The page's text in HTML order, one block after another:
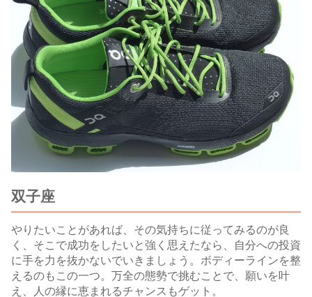
双子座
やりたいことがあれば、その気持ちに従ってみるのが良
く、そこで成功をしたいと強く思えたなら、自分への投資
に手を力を抜かないでいきましょう。ボディーラインを整
えるのもこの一つ。万全の態勢で挑むことで、願いを叶
え、人の縁に恵まれるチャンスもゲット。